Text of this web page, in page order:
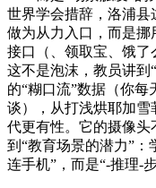
世界学会措辞，洛浦
做为从力入口，而是
接口（、领取宝、饿了
这不是泡沫，教员讲到
的“糊口流”数据（你
谈），从打浅烘耶加雪
代更有性。它的摄像
到“教育场景的潜力”
连手机”，而是“-推理-